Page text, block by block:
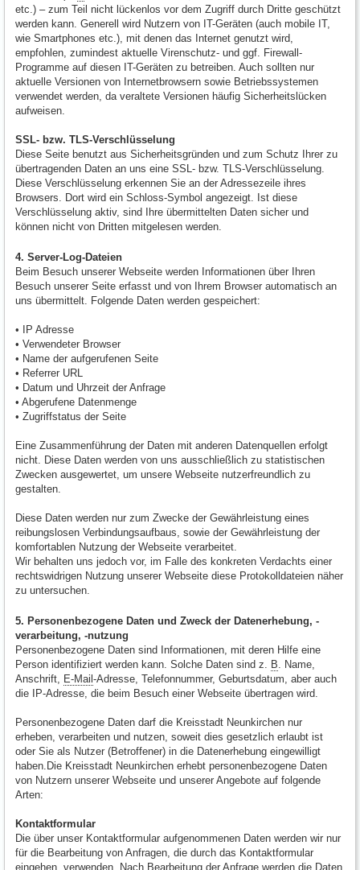
etc.) – zum Teil nicht lückenlos vor dem Zugriff durch Dritte geschützt
werden kann. Generell wird Nutzern von IT-Geräten (auch mobile IT,
wie Smartphones etc.), mit denen das Internet genutzt wird,
empfohlen, zumindest aktuelle Virenschutz- und ggf. Firewall-
Programme auf diesen IT-Geräten zu betreiben. Auch sollten nur
aktuelle Versionen von Internetbrowsern sowie Betriebssystemen
verwendet werden, da veraltete Versionen häufig Sicherheitslücken
aufweisen.
SSL- bzw. TLS-Verschlüsselung
Diese Seite benutzt aus Sicherheitsgründen und zum Schutz Ihrer zu
übertragenden Daten an uns eine SSL- bzw. TLS-Verschlüsselung.
Diese Verschlüsselung erkennen Sie an der Adressezeile ihres
Browsers. Dort wird ein Schloss-Symbol angezeigt. Ist diese
Verschlüsselung aktiv, sind Ihre übermittelten Daten sicher und
können nicht von Dritten mitgelesen werden.
4. Server-Log-Dateien
Beim Besuch unserer Webseite werden Informationen über Ihren
Besuch unserer Seite erfasst und von Ihrem Browser automatisch an
uns übermittelt. Folgende Daten werden gespeichert:
• IP Adresse
• Verwendeter Browser
• Name der aufgerufenen Seite
• Referrer URL
• Datum und Uhrzeit der Anfrage
• Abgerufene Datenmenge
• Zugriffstatus der Seite
Eine Zusammenführung der Daten mit anderen Datenquellen erfolgt
nicht. Diese Daten werden von uns ausschließlich zu statistischen
Zwecken ausgewertet, um unsere Webseite nutzerfreundlich zu
gestalten.
Diese Daten werden nur zum Zwecke der Gewährleistung eines
reibungslosen Verbindungsaufbaus, sowie der Gewährleistung der
komfortablen Nutzung der Webseite verarbeitet.
Wir behalten uns jedoch vor, im Falle des konkreten Verdachts einer
rechtswidrigen Nutzung unserer Webseite diese Protokolldateien näher
zu untersuchen.
5. Personenbezogene Daten und Zweck der Datenerhebung, -
verarbeitung, -nutzung
Personenbezogene Daten sind Informationen, mit deren Hilfe eine
Person identifiziert werden kann. Solche Daten sind z. B . Name,
Anschrift, E-Mail-Adresse, Telefonnummer, Geburtsdatum, aber auch
die IP-Adresse, die beim Besuch einer Webseite übertragen wird.
Personenbezogene Daten darf die Kreisstadt Neunkirchen nur
erheben, verarbeiten und nutzen, soweit dies gesetzlich erlaubt ist
oder Sie als Nutzer (Betroffener) in die Datenerhebung eingewilligt
haben.Die Kreisstadt Neunkirchen erhebt personenbezogene Daten
von Nutzern unserer Webseite und unserer Angebote auf folgende
Arten:
Kontaktformular
Die über unser Kontaktformular aufgenommenen Daten werden wir nur
für die Bearbeitung von Anfragen, die durch das Kontaktformular
eingehen, verwenden. Nach Bearbeitung der Anfrage werden die Daten